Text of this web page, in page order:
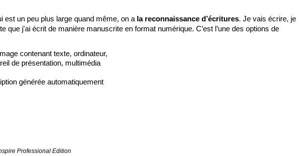
est un peu plus large quand même, on a la reconnaissance d’écritures. Je vais écrire, je
j'ai écrit de manière manuscrite en format numérique. C’est l’une des options de
Professional Edition